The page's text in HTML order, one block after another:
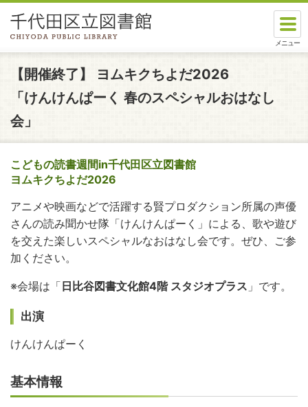
【開催終了】
ヨムキクちよだ2026
「けんけんぱーく 春のスペシャルおはなし
会」
こどもの読書週間in千代田区立図書館
ヨムキクちよだ2026
アニメや映画などで活躍する賢プロダクション所属の声優
さんの読み聞かせ隊「けんけんぱーく」による、歌や遊び
を交えた楽しいスペシャルなおはなし会です。ぜひ、ご参
加ください。
※会場は「 日比谷図書文化館4階 スタジオプラス 」です。
出演
けんけんぱーく
基本情報